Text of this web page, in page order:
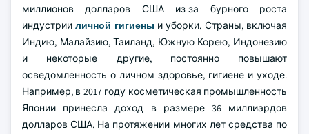
миллионов долларов США из-за бурного роста
индустрииличной гигиены и уборки. Страны, включая
Индию, Малайзию, Таиланд, Южную Корею, Индонезию
и некоторые другие, постоянно повышают
осведомленность о личном здоровье, гигиене и уходе.
Например, в 2017 году косметическая промышленность
Японии принесла доход в размере 36 миллиардов
долларов США. На протяжении многих лет средства по